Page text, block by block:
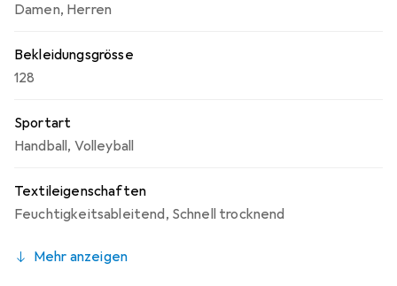
Damen, Herren
Bekleidungsgrösse
128
Sportart
Handball, Volleyball
Textileigenschaften
Feuchtigkeitsableitend, Schnell trocknend
Mehr anzeigen